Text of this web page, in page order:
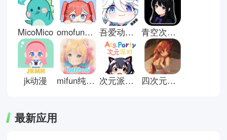
存，方便管理观看进度。常见相对
小众的软件如Animeko、
OmoFun、MX Player，支持在线
播放、本地视频解析和多源播放。
用户可以通过订阅番剧、切换播放
源和缓存视频，实现持续追番和内
容管理。
MicoMico omofun动漫共和国 吾爱动漫手机版 青空次元动漫
jk动漫 mifun纯净版 次元派对动漫 四次元动漫
最新应用